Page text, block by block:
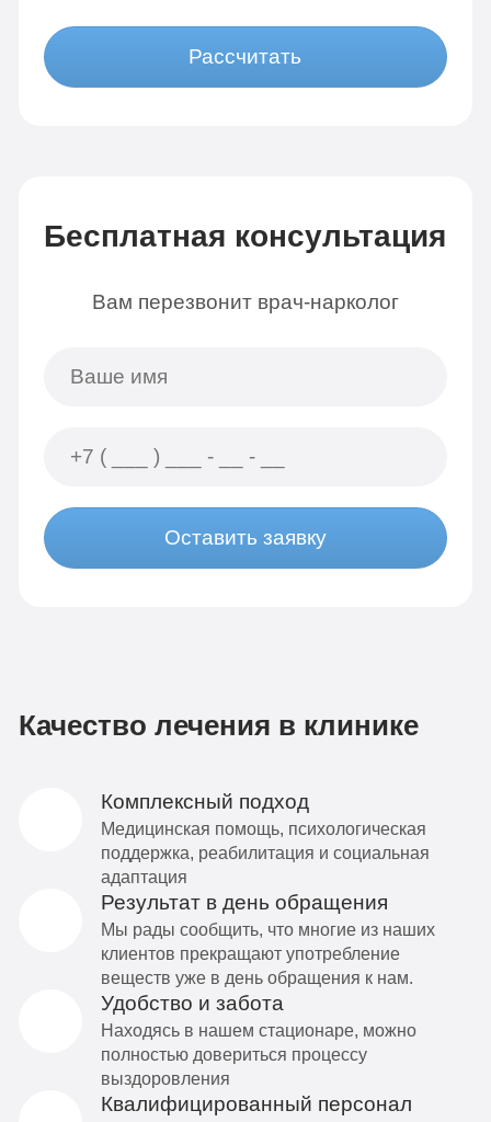
Рассчитать
Бесплатная консультация
Вам перезвонит врач-нарколог
Оставить заявку
Качество лечения в клинике
Комплексный подход
Медицинская помощь, психологическая
поддержка, реабилитация и социальная
адаптация
Результат в день обращения
Мы рады сообщить, что многие из наших
клиентов прекращают употребление
веществ уже в день обращения к нам.
Удобство и забота
Находясь в нашем стационаре, можно
полностью довериться процессу
выздоровления
Квалифицированный персонал